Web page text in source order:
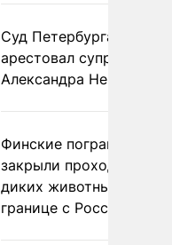
Суд Петербурга заочно
арестовал супругу
Александра Невзорова
Финские пограничники
закрыли проходы для
диких животных на
границе с Россией